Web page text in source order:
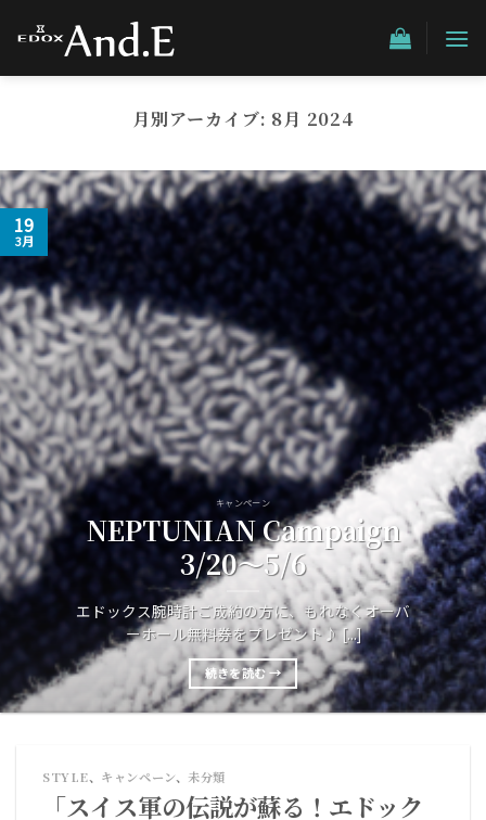
月別アーカイブ: 8月 2024
キャンペーン
NEPTUNIAN Campaign
3/20～5/6
エドックス腕時計ご成約の方に、もれなくオーバ
ーホール無料券をプレゼント♪ [...]
続きを読む→
19
3月
STYLE、 キャンペーン、 未分類
「スイス軍の伝説が蘇る！エドック